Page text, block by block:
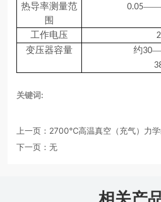
热导率测量范
围
0.05
工作电压
变压器容量 约30
关键词:
上一页： 2700℃高温真空（充气）力
下一页：无